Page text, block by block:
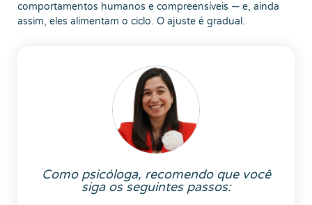
comportamentos humanos e compreensíveis — e, ainda
assim, eles alimentam o ciclo. O ajuste é gradual.
Como psicóloga, recomendo que você
siga os seguintes passos: